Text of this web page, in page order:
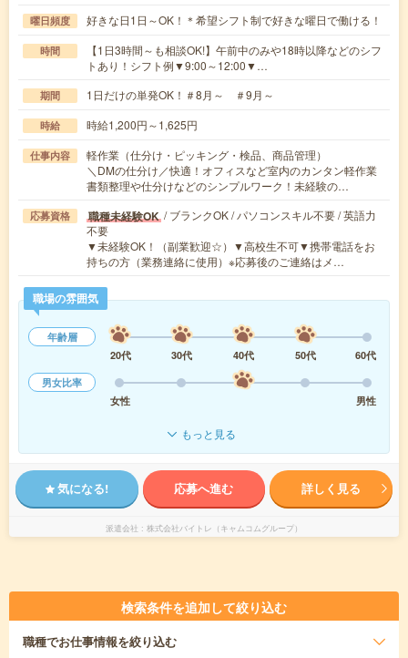
曜日頻度 好きな日1日～OK！＊希望シフト制で好きな曜日で働ける！
時間
【1日3時間～も相談OK!】午前中のみや18時以降などのシフ
トあり！シフト例▼9:00～12:00▼…
期間 1日だけの単発OK！＃8月～ ＃9月～
時給 時給1,200円～1,625円
仕事内容
軽作業（仕分け・ピッキング・検品、商品管理）
＼DMの仕分け／快適！オフィスなど室内のカンタン軽作業
書類整理や仕分けなどのシンプルワーク！未経験の…
応募資格 職種未経験OK / ブランクOK / パソコンスキル不要 / 英語力
不要
▼未経験OK！（副業歓迎☆）▼高校生不可▼携帯電話をお
持ちの方（業務連絡に使用）※応募後のご連絡はメ…
職場の雰囲気
年齢層
20代
30代 40代 50代
60代
男女比率
女性
男性
もっと見る
気になる! 応募へ進む 詳しく見る
派遣会社 株式会社バイトレ（キャムコムグループ）
検索条件を追加して絞り込む
職種でお仕事情報を絞り込む